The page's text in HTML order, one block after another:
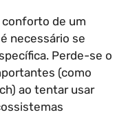
conforto de um
necessário se
Perde-se o
(como
ao tentar usar